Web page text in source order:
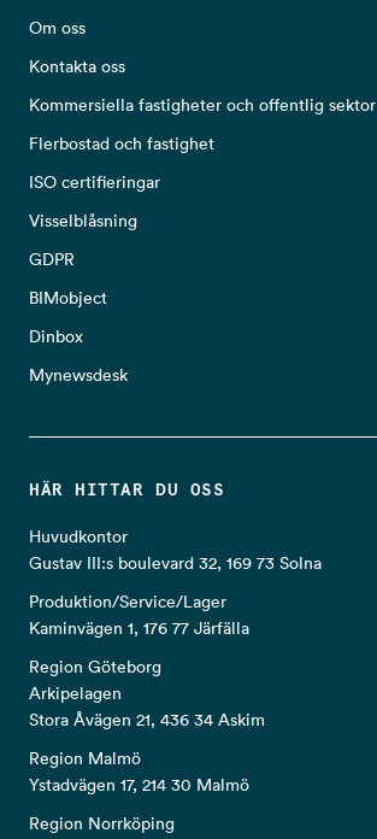
Om oss
Kontakta oss
Kommersiella fastigheter och offentlig sektor
Flerbostad och fastighet
ISO certifieringar
Visselblåsning
GDPR
BIMobject
Dinbox
Mynewsdesk
HÄR HITTAR DU OSS
Huvudkontor
Gustav III:s boulevard 32, 169 73 Solna
Produktion/Service/Lager
Kaminvägen 1, 176 77 Järfälla
Region Göteborg
Arkipelagen
Stora Åvägen 21, 436 34 Askim
Region Malmö
Ystadvägen 17, 214 30 Malmö
Region Norrköping